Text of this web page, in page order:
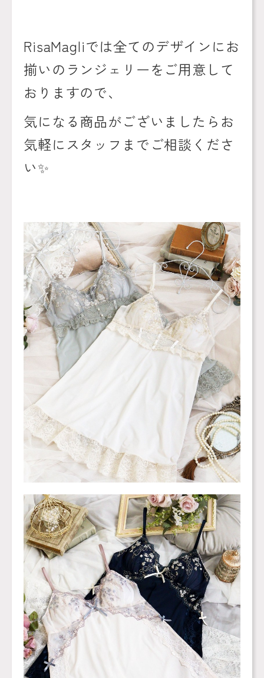
RisaMagliでは全てのデザインにお
揃いのランジェリーをご用意して
おりますので、
気になる商品がございましたらお
気軽にスタッフまでご相談くださ
い✨